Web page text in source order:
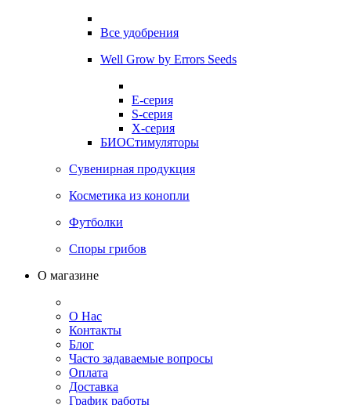
Все удобрения
Well Grow by Errors Seeds
E-серия
S-серия
X-серия
БИОСтимуляторы
Сувенирная продукция
Косметика из конопли
Футболки
Споры грибов
О магазине
О Нас
Контакты
Блог
Часто задаваемые вопросы
Оплата
Доставка
График работы